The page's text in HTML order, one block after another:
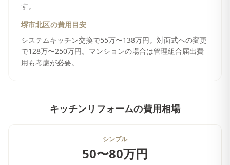
す。
堺市北区の費用目安
システムキッチン交換で55万〜138万円。対面式への変更
で128万〜250万円。マンションの場合は管理組合届出費
用も考慮が必要。
キッチンリフォームの費用相場
シンプル
50〜80万円